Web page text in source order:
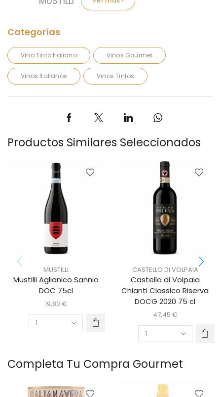
Vino Tinto Italiano Vinos Gourmet
Vinos Italianos Vinos Tintos
Productos Similares Seleccionados
MUSTILLI
Mustilli Aglianico Sannio
DOC 75cl
19,80 €
CASTELLO DI VOLPAIA
Castello di Volpaia
Chianti Classico Riserva
DOCG 2020 75 cl
47,45 €
Completa Tu Compra Gourmet